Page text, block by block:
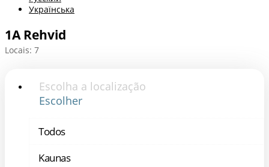
Українська
1A Rehvid
Locais: 7
Escolha a localização
Escolher
Todos
Kaunas